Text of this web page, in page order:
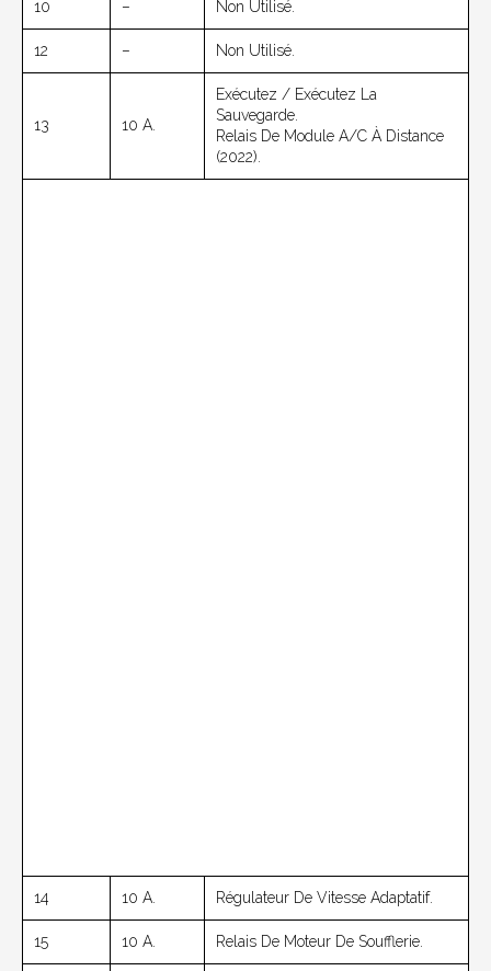
10 – Non Utilisé.
12 – Non Utilisé.
13 10 A.
Exécutez / Exécutez La
Sauvegarde.
Relais De Module A/C À Distance
(2022).
14 10 A. Régulateur De Vitesse Adaptatif.
15 10 A. Relais De Moteur De Soufflerie.